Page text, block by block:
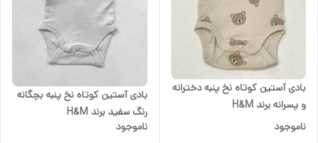
بادی آستین کوتاه نخ پنبه دخترانه
و پسرانه برند H&M
ناموجود
بادی آستین کوتاه نخ پنبه بچگانه
رنگ سفید برند H&M
ناموجود